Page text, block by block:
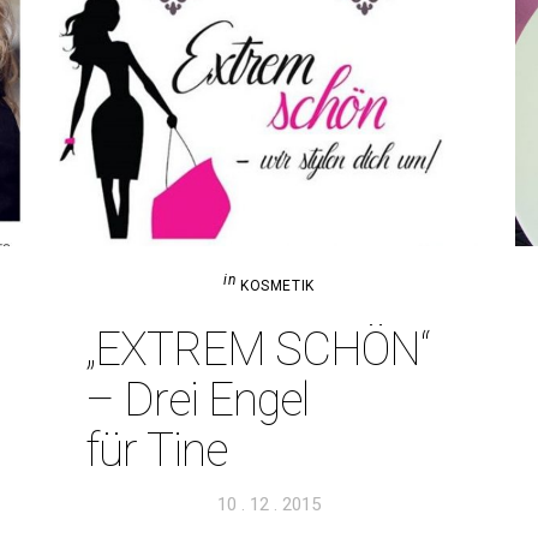
in KOSMETIK
„EXTREM SCHÖN“
– Drei Engel
für Tine
Veröffentlicht
10 . 12 . 2015